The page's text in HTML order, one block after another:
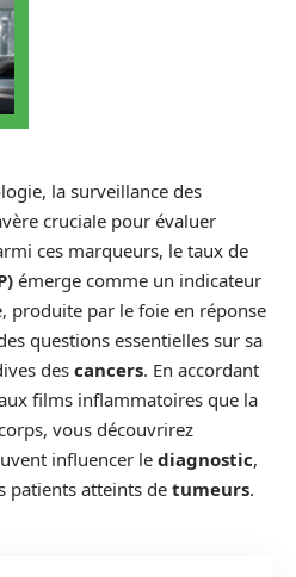
la surveillance des
cruciale pour évaluer
ces marqueurs, le taux de
émerge comme un indicateur
produite par le foie en réponse
questions essentielles sur sa
des cancers. En accordant
films inflammatoires que la
vous découvrirez
influencer le diagnostic,
patients atteints de tumeurs.